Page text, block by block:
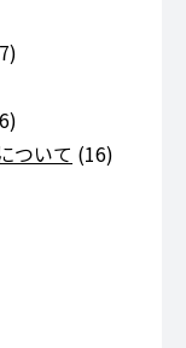
ついて (16)